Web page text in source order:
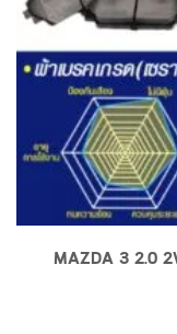
MAZDA 3 2.0